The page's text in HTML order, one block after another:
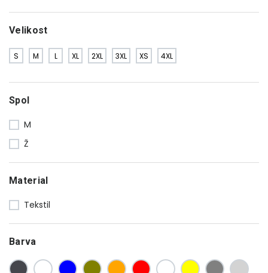
Velikost
S M L XL 2XL 3XL XS 4XL
Spol
M
Ž
Material
Tekstil
Barva